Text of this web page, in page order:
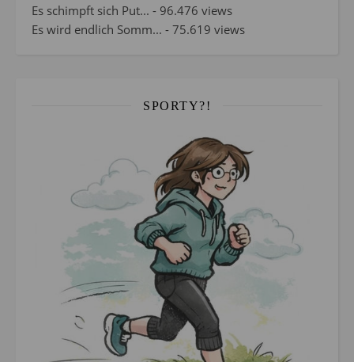
Es schimpft sich Put... - 96.476 views
Es wird endlich Somm... - 75.619 views
SPORTY?!